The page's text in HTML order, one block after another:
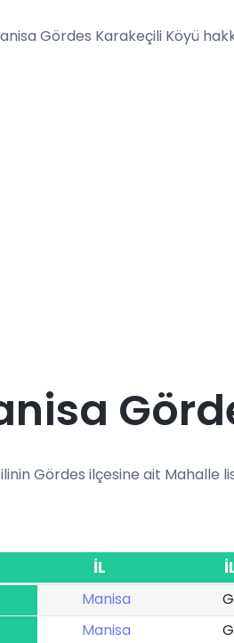
Gördes Karakeçili Köyü
Gördes ilçesine ait Mahalle
İL
Manisa
Manisa